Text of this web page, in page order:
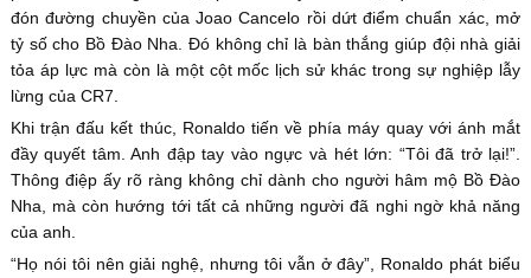
đón đường chuyền của Joao Cancelo rồi dứt điểm chuẩn xác, mở
tỷ số cho Bồ Đào Nha. Đó không chỉ là bàn thắng giúp đội nhà giải
tỏa áp lực mà còn là một cột mốc lịch sử khác trong sự nghiệp lẫy
lừng của CR7.
Khi trận đấu kết thúc, Ronaldo tiến về phía máy quay với ánh mắt
đầy quyết tâm. Anh đập tay vào ngực và hét lớn: “Tôi đã trở lại!”.
Thông điệp ấy rõ ràng không chỉ dành cho người hâm mộ Bồ Đào
Nha, mà còn hướng tới tất cả những người đã nghi ngờ khả năng
của anh.
“Họ nói tôi nên giải nghệ, nhưng tôi vẫn ở đây”, Ronaldo phát biểu